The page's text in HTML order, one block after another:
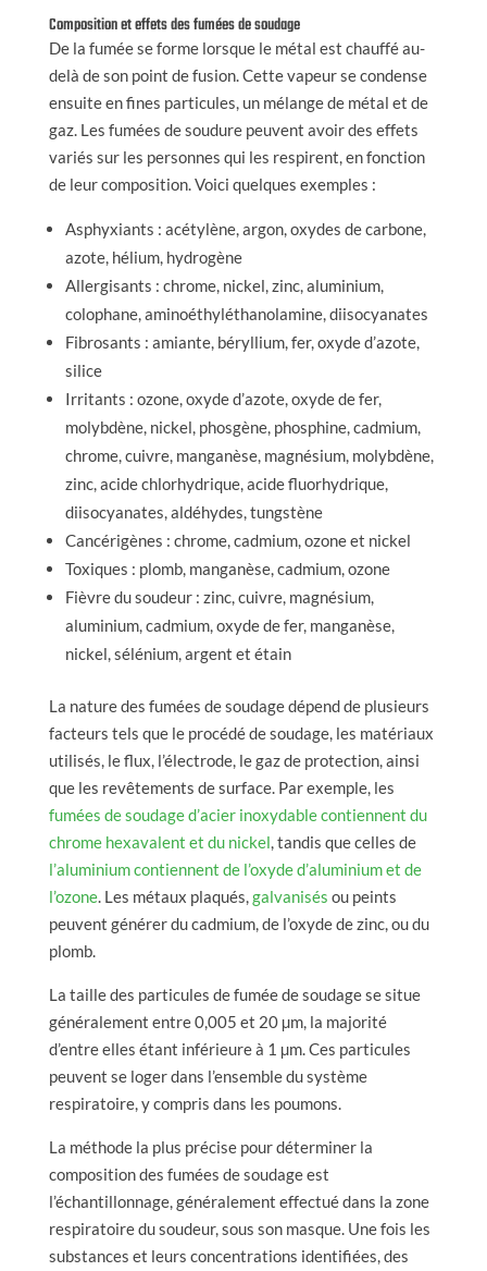
Composition et effets des fumées de soudage
De la fumée se forme lorsque le métal est chauffé au-
delà de son point de fusion. Cette vapeur se condense
ensuite en fines particules, un mélange de métal et de
gaz. Les fumées de soudure peuvent avoir des effets
variés sur les personnes qui les respirent, en fonction
de leur composition. Voici quelques exemples :
Asphyxiants : acétylène, argon, oxydes de carbone,
azote, hélium, hydrogène
Allergisants : chrome, nickel, zinc, aluminium,
colophane, aminoéthyléthanolamine, diisocyanates
Fibrosants : amiante, béryllium, fer, oxyde d’azote,
silice
Irritants : ozone, oxyde d’azote, oxyde de fer,
molybdène, nickel, phosgène, phosphine, cadmium,
chrome, cuivre, manganèse, magnésium, molybdène,
zinc, acide chlorhydrique, acide fluorhydrique,
diisocyanates, aldéhydes, tungstène
Cancérigènes : chrome, cadmium, ozone et nickel
Toxiques : plomb, manganèse, cadmium, ozone
Fièvre du soudeur : zinc, cuivre, magnésium,
aluminium, cadmium, oxyde de fer, manganèse,
nickel, sélénium, argent et étain
La nature des fumées de soudage dépend de plusieurs
facteurs tels que le procédé de soudage, les matériaux
utilisés, le flux, l’électrode, le gaz de protection, ainsi
que les revêtements de surface. Par exemple, les
fumées de soudage d’acier inoxydable contiennent du
chrome hexavalent et du nickel, tandis que celles de
l’aluminium contiennent de l’oxyde d’aluminium et de
l’ozone. Les métaux plaqués,galvanisés ou peints
peuvent générer du cadmium, de l’oxyde de zinc, ou du
plomb.
La taille des particules de fumée de soudage se situe
généralement entre 0,005 et 20 µm, la majorité
d’entre elles étant inférieure à 1 µm. Ces particules
peuvent se loger dans l’ensemble du système
respiratoire, y compris dans les poumons.
La méthode la plus précise pour déterminer la
composition des fumées de soudage est
l’échantillonnage, généralement effectué dans la zone
respiratoire du soudeur, sous son masque. Une fois les
substances et leurs concentrations identifiées, des